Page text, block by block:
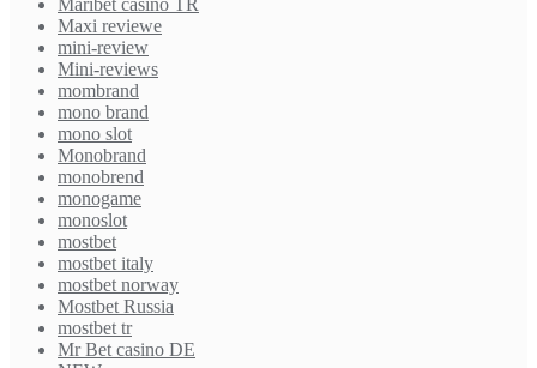
Maxi reviewe
mini-review
Mini-reviews
mombrand
mono brand
mono slot
Monobrand
monobrend
monogame
monoslot
mostbet
mostbet italy
mostbet norway
Mostbet Russia
mostbet tr
Mr Bet casino DE